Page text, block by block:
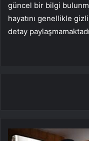
güncel bir bilgi
hayatını genellikle
detay